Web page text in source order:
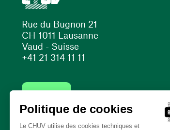
Rue du Bugnon 21
CH-1011 Lausanne
Vaud - Suisse
+41 21 314 11 11